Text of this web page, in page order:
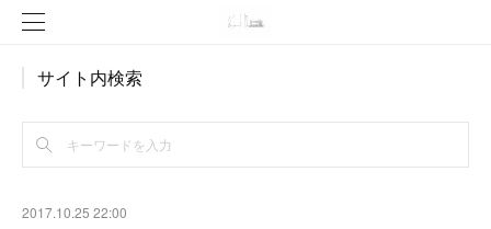
サイト内検索
2017.10.25 22:00